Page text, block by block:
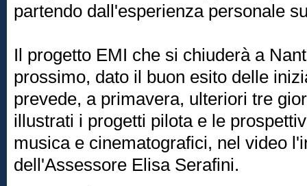
partendo dall'esperienza personale
Il progetto EMI che si chiuderà a
prossimo, dato il buon esito delle
prevede, a primavera, ulteriori tre
illustrati i progetti pilota e le
musica e cinematografici, nel video
dell'Assessore Elisa Serafini.